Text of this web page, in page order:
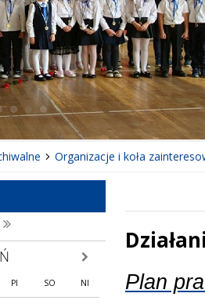
Organizacje i koła
rok
następny rok
następny miesiąc
PI SO NI Treść
Plan